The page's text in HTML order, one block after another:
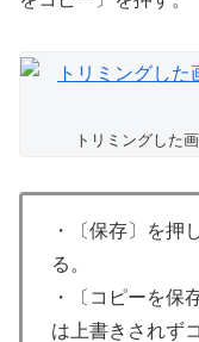
トリミングした
・〔保存〕を押
る。
・〔コピーを保
は上書きされず